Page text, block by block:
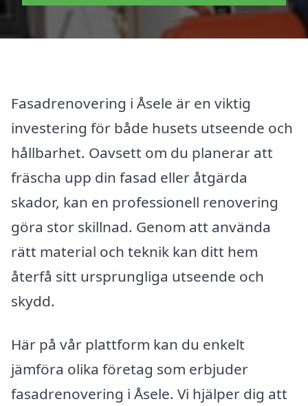
Fasadrenovering i Åsele är en viktig
investering för både husets utseende och
hållbarhet. Oavsett om du planerar att
fräscha upp din fasad eller åtgärda
skador, kan en professionell renovering
göra stor skillnad. Genom att använda
rätt material och teknik kan ditt hem
återfå sitt ursprungliga utseende och
skydd.
Här på vår plattform kan du enkelt
jämföra olika företag som erbjuder
fasadrenovering i Åsele. Vi hjälper dig att